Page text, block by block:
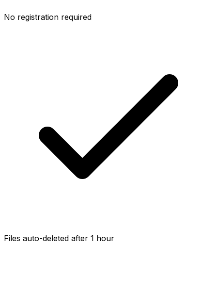
No registration required
Files auto-deleted after 1 hour